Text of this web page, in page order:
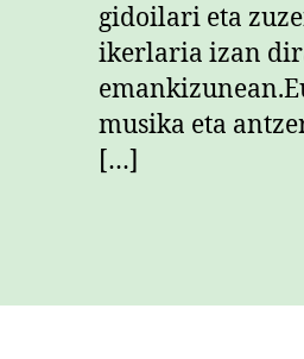
gidoilari eta
ikerlaria izan
musika eta
[…]